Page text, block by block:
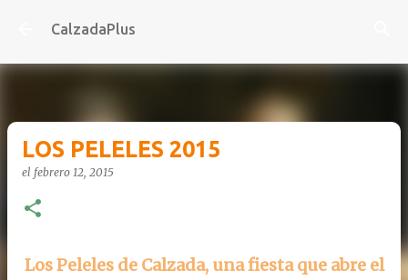
Ir al contenido principal
CalzadaPlus
LOS PELELES 2015
el febrero 12, 2015
Los Peleles de Calzada, una fiesta que abre el